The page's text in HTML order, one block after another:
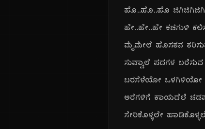
ಹೊ..ಹೊ..ಹೊ
ಹೇ..ಹೇ..ಹೇ ಕಚಗುಳಿ
ಮೈಮೇಲೆ ಹೊಸತನ
ಸುವ್ವಾಲೆ ಪದಗಳ
ಬರಸೆಳೆಯೋ
ಅರೆಗಳಿಗೆ ಕಾಯದೆಲೆ
ಸೇರಿಕೊಳ್ಳಲೇ